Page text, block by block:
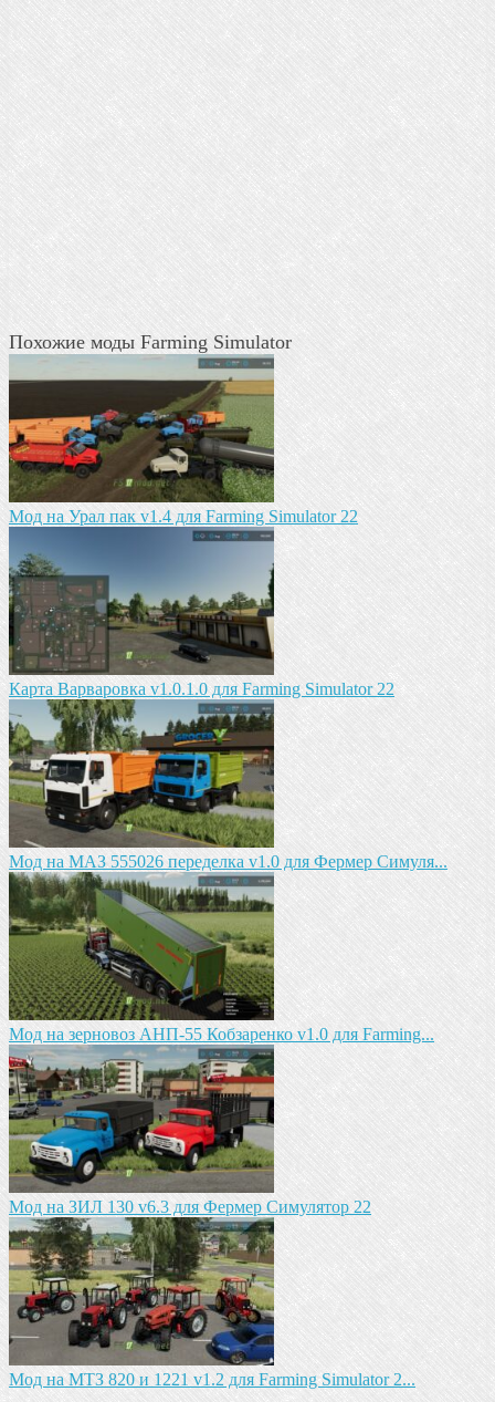
Похожие моды Farming Simulator
Мод на Урал пак v1.4 для Farming Simulator 22
Карта Варваровка v1.0.1.0 для Farming Simulator 22
Мод на МАЗ 555026 пeрeдeлка v1.0 для Фермер Симуля...
Мод на зeрновоз АНП-55 Кобзарeнко v1.0 для Farming...
Мод на ЗИЛ 130 v6.3 для Фермер Симулятор 22
Мод на МТЗ 820 и 1221 v1.2 для Farming Simulator 2...